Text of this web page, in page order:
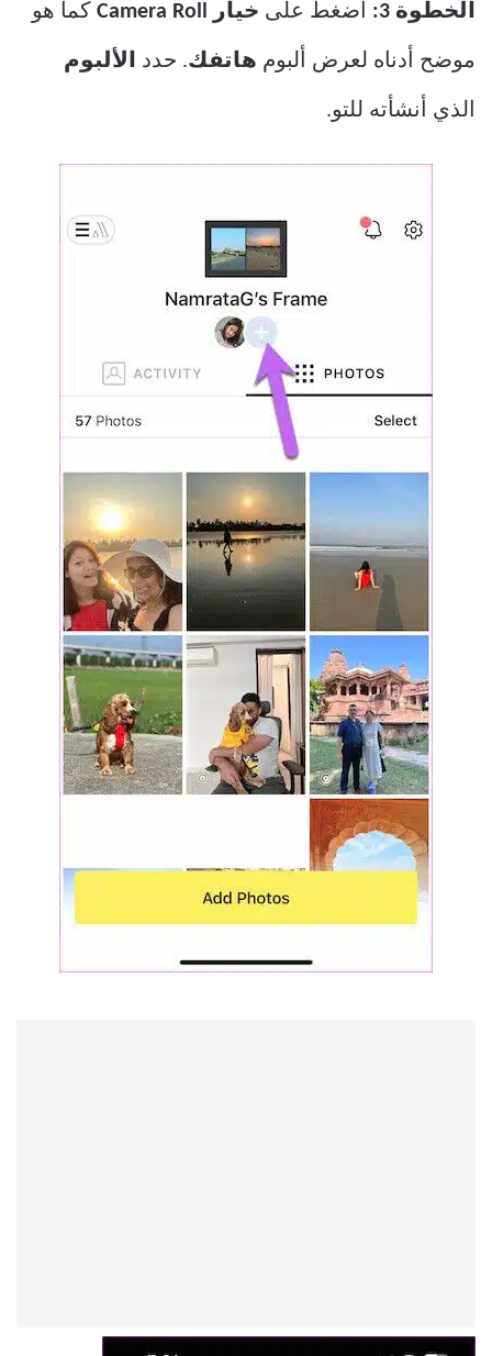
الخطوة 3: اضغط على خيار Camera Roll كما هو
موضح أدناه لعرض ألبوم هاتفك. حدد الألبوم
الذي أنشأته للتو.